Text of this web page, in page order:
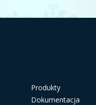
Produkty
Dokumentacja